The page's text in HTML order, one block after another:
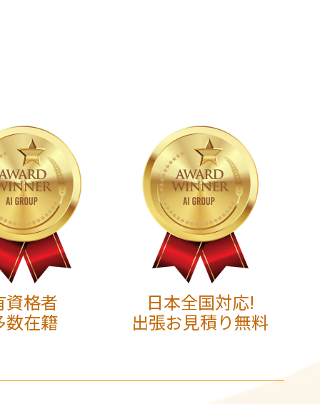
資格者
数在籍
日本全国対応!
出張お見積り無料